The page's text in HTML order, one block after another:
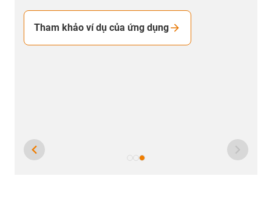
rất cao, mặt khác quy trình sản xuất phải liên tục
được cải tiến.